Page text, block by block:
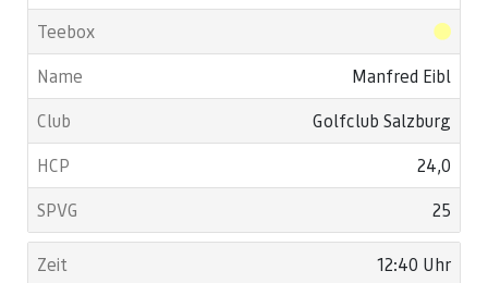
Manfred Eibl
Golfclub Salzburg
24,0
25
12:40 Uhr